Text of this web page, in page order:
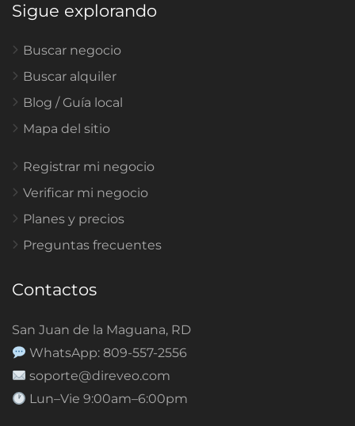
Sigue explorando
Buscar negocio
Buscar alquiler
Blog / Guía local
Mapa del sitio
Registrar mi negocio
Verificar mi negocio
Planes y precios
Preguntas frecuentes
Contactos
San Juan de la Maguana, RD
WhatsApp: 809-557-2556
soporte@direveo.com
Lun–Vie 9:00am–6:00pm